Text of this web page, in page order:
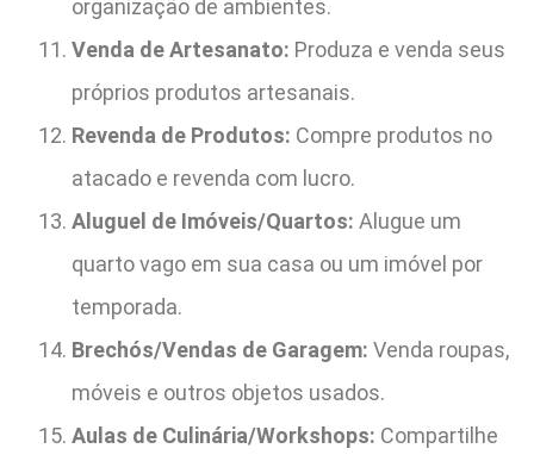
organização de ambientes.
Venda de Artesanato: Produza e venda seus
próprios produtos artesanais.
Revenda de Produtos: Compre produtos no
atacado e revenda com lucro.
Aluguel de Imóveis/Quartos: Alugue um
quarto vago em sua casa ou um imóvel por
temporada.
Brechós/Vendas de Garagem: Venda roupas,
móveis e outros objetos usados.
Aulas de Culinária/Workshops: Compartilhe